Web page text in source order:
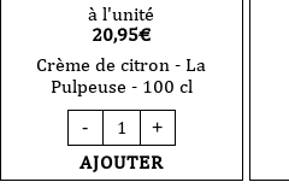
à l'unité
20,95€
Crème de citron - La
Pulpeuse - 100 cl
-
quantité
de
Crème
de
+
AJOUTER